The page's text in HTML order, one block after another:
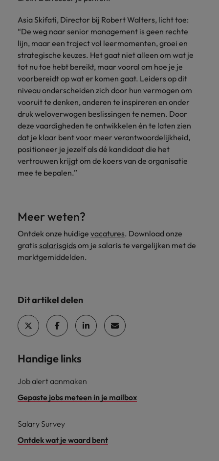
Asia Skifati, Director bij Robert Walters, licht toe:
“De weg naar senior management is geen rechte
lijn, maar een traject vol leermomenten, groei en
strategische keuzes. Het gaat niet alleen om wat je
tot nu toe hebt bereikt, maar vooral om hoe je je
voorbereidt op wat er komen gaat. Leiders op dit
niveau onderscheiden zich door hun vermogen om
vooruit te denken, anderen te inspireren en onder
druk weloverwogen beslissingen te nemen. Door
deze vaardigheden te ontwikkelen én te laten zien
dat je klaar bent voor meer verantwoordelijkheid,
positioneer je jezelf als dé kandidaat die het
vertrouwen krijgt om de koers van de organisatie
mee te bepalen.”
Meer weten?
Ontdek onze huidige vacatures. Download onze
gratissalarisgidsom je salaris te vergelijken met de
marktgemiddelden.
Dit artikel delen
Handige links
Job alert aanmaken
Gepaste jobs meteen in je mailbox
Salary Survey
Ontdek wat je waard bent